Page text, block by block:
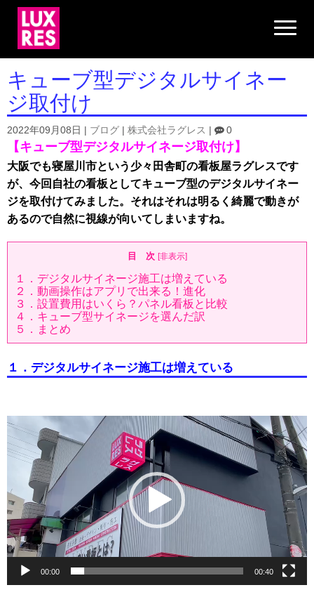
N
a
i
a
o
キューブ型デジタルサイネー
ジ取付け
2022年09月08日 ブログ 株式会社ラグレス 0
【キューブ型デジタルサイネージ取付け】
大阪でも寝屋川市という少々田舎町の看板屋ラグレスです
が、今回自社の看板としてキューブ型のデジタルサイネー
ジを取付けてみました。それはそれは明るく綺麗で動きが
あるので自然に視線が向いてしまいますね。
目 次 [非表示]
１．デジタルサイネージ施工は増えている
２．動画操作はアプリで出来る！進化
３．設置費用はいくら？パネル看板と比較
４．キューブ型サイネージを選んだ訳
５．まとめ
１．デジタルサイネージ施工は増えている
動
画
プ
レ
ー
00:00 00:40